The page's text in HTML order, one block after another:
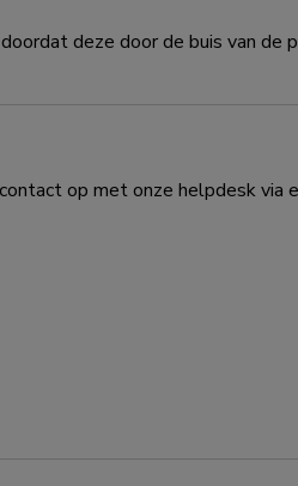
deze door de buis van de
op met onze helpdesk via